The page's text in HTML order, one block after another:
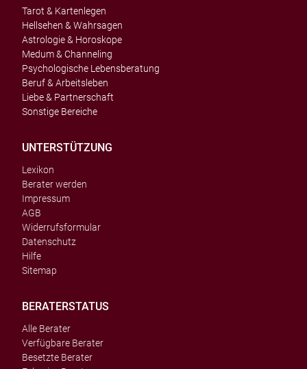
Tarot & Kartenlegen
Hellsehen & Wahrsagen
Astrologie & Horoskope
Medum & Channeling
Psychologische Lebensberatung
Beruf & Arbeitsleben
Liebe & Partnerschaft
Sonstige Bereiche
UNTERSTÜTZUNG
Lexikon
Berater werden
Impressum
AGB
Widerrufsformular
Datenschutz
Hilfe
Sitemap
BERATERSTATUS
Alle Berater
Verfügbare Berater
Besetzte Berater